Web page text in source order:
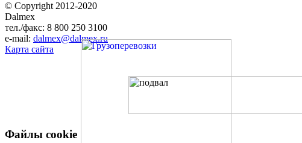
© Copyright 2012-2020
Dalmex
тел./факс: 8 800 250 3100
e-mail: dalmex@dalmex.ru
Карта сайта
Файлы cookie